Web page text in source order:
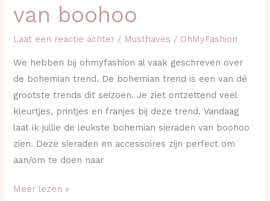
van boohoo
Laat een reactie achter / Musthaves / OhMyFashion
We hebben bij ohmyfashion al vaak geschreven over
de bohemian trend. De bohemian trend is een van dé
grootste trends dit seizoen. Je ziet ontzettend veel
kleurtjes, printjes en franjes bij deze trend. Vandaag
laat ik jullie de leukste bohemian sieraden van boohoo
zien. Deze sieraden en accessoires zijn perfect om
aan/om te doen naar
van
Meer lezen »